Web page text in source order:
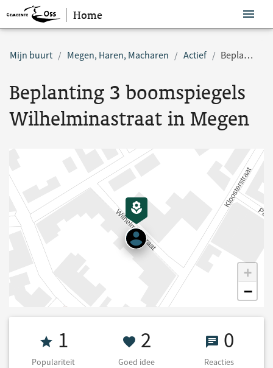
Sla navigatie over
Home
Mijn buurt Megen, Haren, Macharen Actief Beplanting 3 boomspiegels Wilhelminastraat in Megen
Beplanting 3 boomspiegels
Wilhelminastraat in Megen
+
−
Populariteit 1
1
Populariteit
2 Goed idee
2
Goed idee
0 0
Reacties